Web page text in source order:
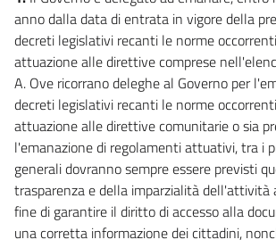
18
19
20
TITOLO II
DISPOSIZIONI PARTICOLARI DI
DIRETTO E CRITERI SPECIALI
DI DELEGA LEGISLATIVA
CAPO II
CREDITO E RISPARMIO
21
anno dalla data di entrata in vigore della
decreti legislativi recanti le norme
attuazione alle direttive comprese
A. Ove ricorrano deleghe al Governo per
decreti legislativi recanti le norme
attuazione alle direttive comunitarie o sia
l'emanazione di regolamenti attuativi, tra i
generali dovranno sempre essere previsti
trasparenza e della imparzialità dell'attività
fine di garantire il diritto di accesso alla
una corretta informazione dei cittadini,